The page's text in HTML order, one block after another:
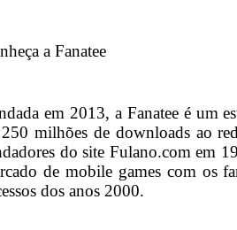
a Fanatee
em 2013, a Fanatee é um
milhões de downloads ao
do site Fulano.com em
de mobile games com os
dos anos 2000.